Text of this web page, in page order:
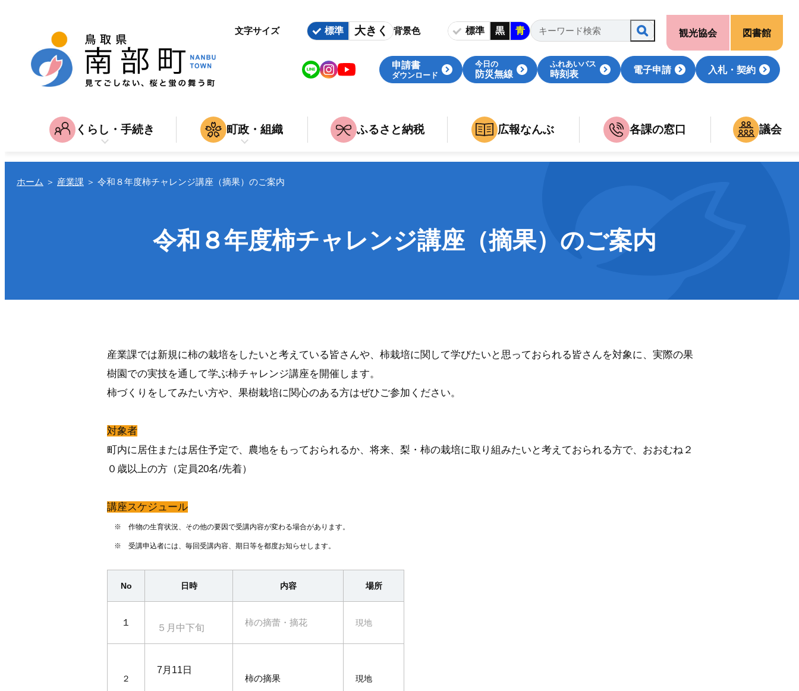
文字サイズ 標準 大きく 背景色 標準 黒 青
申請書
ダウンロード
今日の
防災無線
ふれあいバス
時刻表 電子申請 入札・契約
観光協会 図書館
くらし・手続き
子育て・教育
育児・入園・入学・教育
家族
結婚・離婚・出産・介護・死亡
町政・組織
入札・契約
ふるさと納税 広報なんぶ 各課の窓口 議会
ホーム ＞ 産業課 ＞ 令和８年度柿チャレンジ講座（摘果）のご案内
令和８年度柿チャレンジ講座（摘果）のご案内
産業課では新規に柿の栽培をしたいと考えている皆さんや、柿栽培に関して学びたいと思っておられる皆さんを対象に、実際の果
樹園での実技を通して学ぶ柿チャレンジ講座を開催します。
柿づくりをしてみたい方や、果樹栽培に関心のある方はぜひご参加ください。
対象者
町内に居住または居住予定で、農地をもっておられるか、将来、梨・柿の栽培に取り組みたいと考えておられる方で、おおむね２
０歳以上の方（定員20名/先着）
講座スケジュール
※ 作物の生育状況、その他の要因で受講内容が変わる場合があります。
※ 受講申込者には、毎回受講内容、期日等を都度お知らせします。
No 日時 内容 場所
１ ５月中下旬 柿の摘蕾・摘花 現地
２
7月11日
柿の摘果 現地